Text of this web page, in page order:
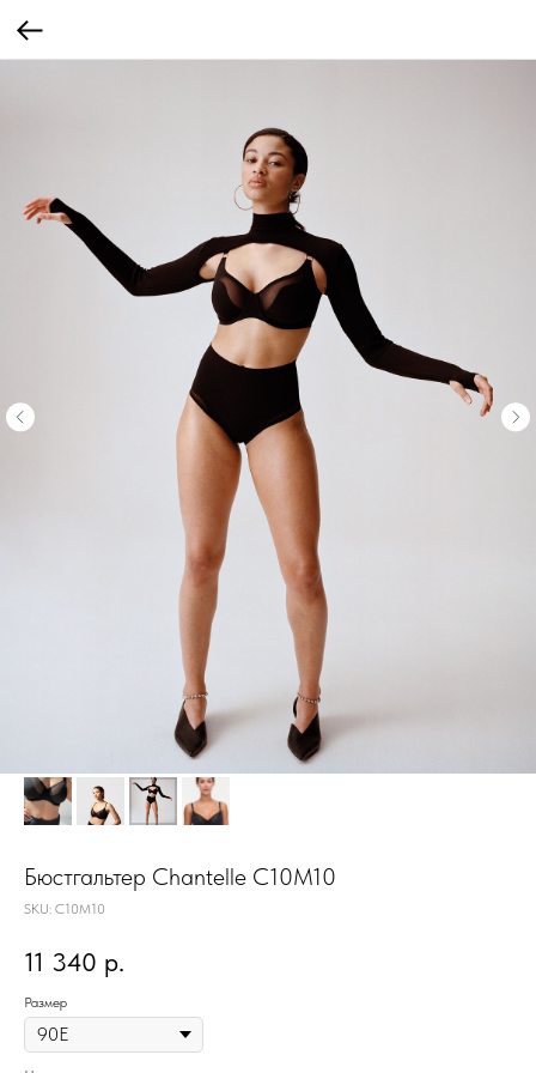
Бюстгальтер Chantelle C10M10
SKU: C10M10
11 340 р.
Размер